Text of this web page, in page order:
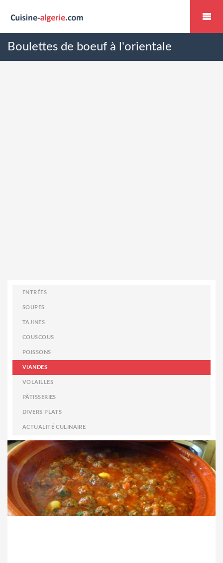
Boulettes de boeuf à l'orientale
ENTRÉES
SOUPES
TAJINES
COUSCOUS
POISSONS
VIANDES
VOLAILLES
PÂTISSERIES
DIVERS PLATS
ACTUALITÉ CULINAIRE